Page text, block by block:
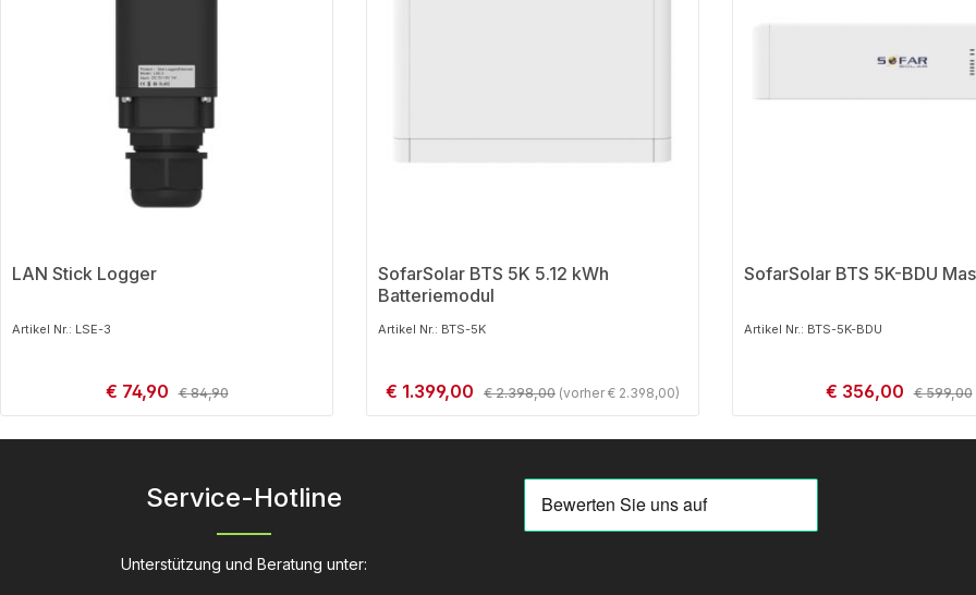
LAN Stick Logger
Artikel Nr.: LSE-3
Verkaufspreis:
€ 74,90 Regulärer Preis:
€ 84,90
SofarSolar BTS 5K 5.12 kWh
Batteriemodul
Artikel Nr.: BTS-5K
Verkaufspreis:
€ 1.399,00 Regulärer Preis:
€ 2.398,00 (vorher € 2.398,00)
SofarSolar BTS 5K-BDU
Artikel Nr.: BTS-5K-BDU
Verkaufspreis:
€ 356,00 Regulärer
€ 599,00
Service-Hotline
Unterstützung und Beratung unter: